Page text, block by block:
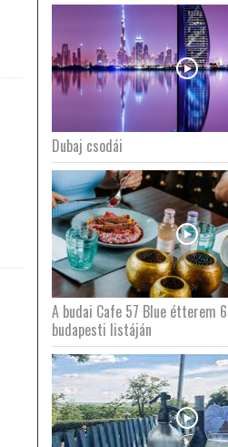
Dubaj csodái
A budai Cafe 57 Blue étterem
budapesti listáján